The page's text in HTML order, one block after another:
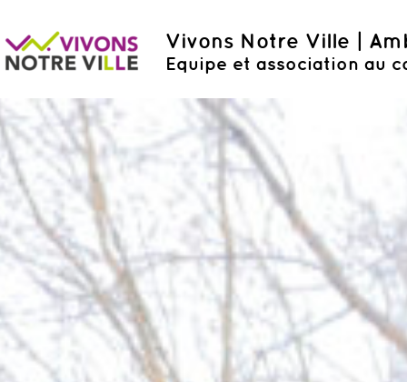
Vivons Notre Ville |
Equipe et association au